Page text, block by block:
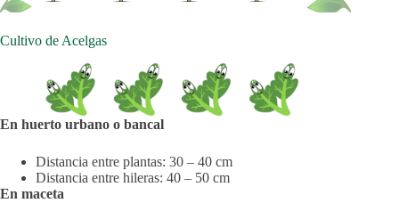
Cultivo de Acelgas
En huerto urbano o bancal
Distancia entre plantas: 30 – 40 cm
Distancia entre hileras: 40 – 50 cm
En maceta